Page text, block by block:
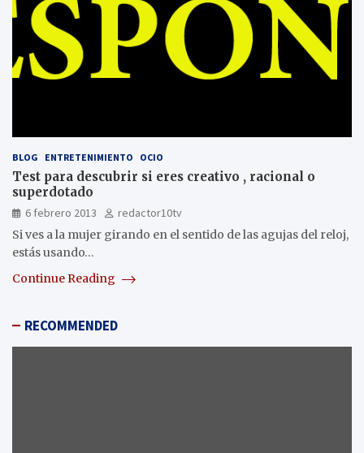
BLOG ENTRETENIMIENTO OCIO
Test para descubrir si eres creativo , racional o
superdotado
6 febrero 2013
redactor10tv
Si ves a la mujer girando en el sentido de las agujas del reloj,
estás usando…
Continue Reading
RECOMMENDED